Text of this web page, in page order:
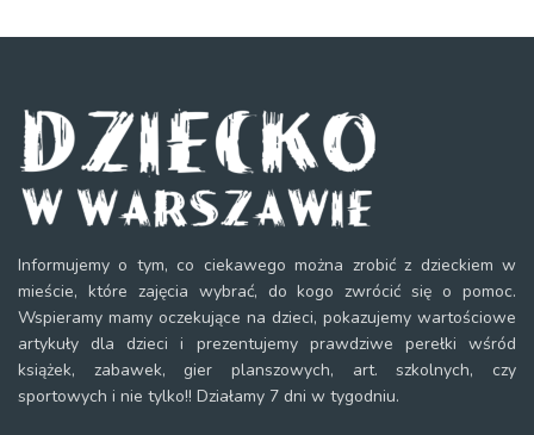
Informujemy o tym, co ciekawego można zrobić z dzieckiem w
mieście, które zajęcia wybrać, do kogo zwrócić się o pomoc.
Wspieramy mamy oczekujące na dzieci, pokazujemy wartościowe
artykuły dla dzieci i prezentujemy prawdziwe perełki wśród
książek, zabawek, gier planszowych, art. szkolnych, czy
sportowych i nie tylko!! Działamy 7 dni w tygodniu.